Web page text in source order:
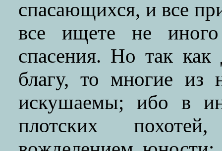
спасающихся, и все
все ищете не
спасения. Но так как
благу, то многие из
искушаемы; ибо в
плотских